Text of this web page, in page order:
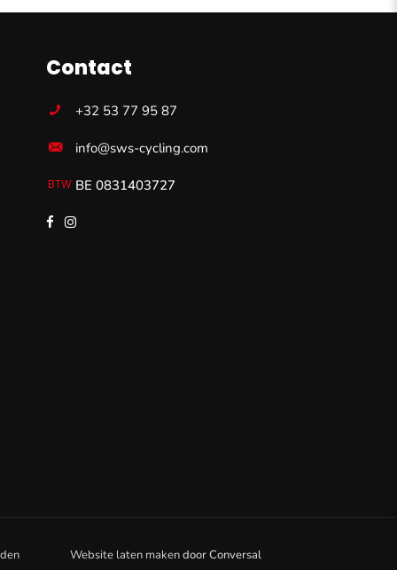
Contact
+32 53 77 95 87
info@sws-cycling.com
BE 0831403727
Website laten makendoorConversal